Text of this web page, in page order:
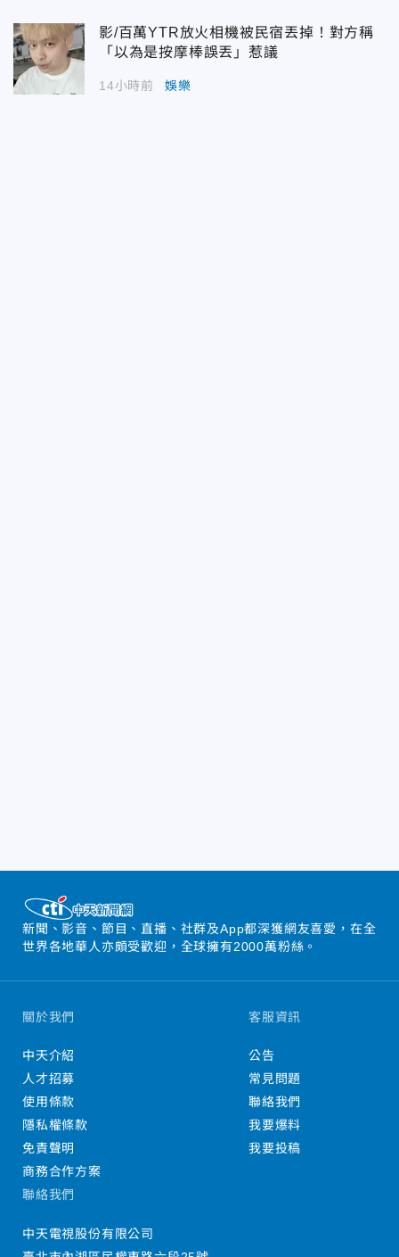
影/百萬YTR放火相機被民宿丟掉！對方稱
「以為是按摩棒誤丟」惹議
14小時前 娛樂
新聞、影音、節目、直播、社群及App都深獲網友喜愛，在全
世界各地華人亦頗受歡迎，全球擁有2000萬粉絲。
關於我們
中天介紹
人才招募
使用條款
隱私權條款
免責聲明
商務合作方案
客服資訊
公告
常見問題
聯絡我們
我要爆料
我要投稿
聯絡我們
中天電視股份有限公司